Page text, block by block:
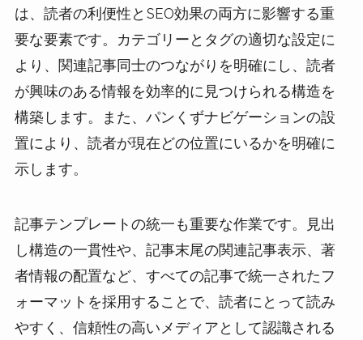
は、読者の利便性とSEO効果の両方に影響する重
要な要素です。カテゴリーとタグの適切な設定に
より、関連記事同士のつながりを明確にし、読者
が興味のある情報を効率的に見つけられる構造を
構築します。また、パンくずナビゲーションの設
置により、読者が現在どの位置にいるかを明確に
示します。
記事テンプレートの統一も重要な作業です。見出
し構造の一貫性や、記事末尾の関連記事表示、著
者情報の配置など、すべての記事で統一されたフ
ォーマットを採用することで、読者にとって読み
やすく、信頼性の高いメディアとして認識される